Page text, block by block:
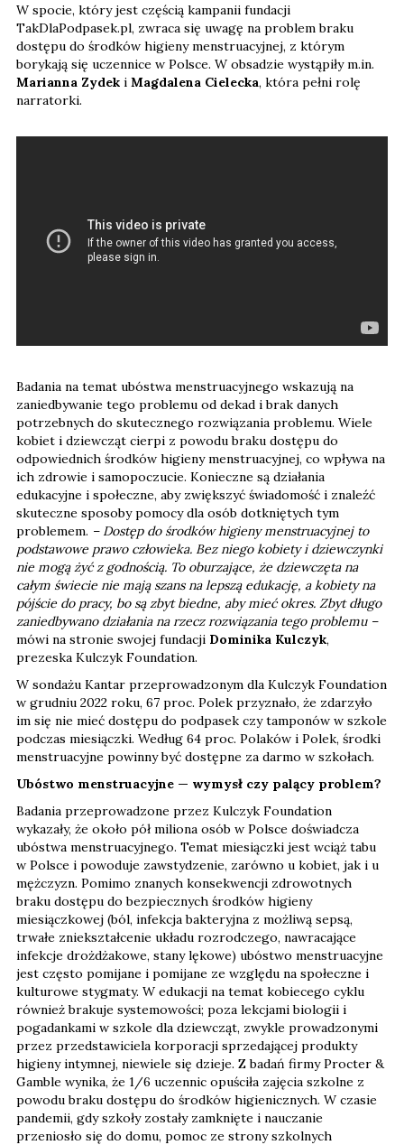
W spocie, który jest częścią kampanii fundacji
TakDlaPodpasek.pl, zwraca się uwagę na problem braku
dostępu do środków higieny menstruacyjnej, z którym
borykają się uczennice w Polsce. W obsadzie wystąpiły m.in.
Marianna Zydek i Magdalena Cielecka, która pełni rolę
narratorki.
Badania na temat ubóstwa menstruacyjnego wskazują na
zaniedbywanie tego problemu od dekad i brak danych
potrzebnych do skutecznego rozwiązania problemu. Wiele
kobiet i dziewcząt cierpi z powodu braku dostępu do
odpowiednich środków higieny menstruacyjnej, co wpływa na
ich zdrowie i samopoczucie. Konieczne są działania
edukacyjne i społeczne, aby zwiększyć świadomość i znaleźć
skuteczne sposoby pomocy dla osób dotkniętych tym
problemem. – Dostęp do środków higieny menstruacyjnej to
podstawowe prawo człowieka. Bez niego kobiety i dziewczynki
nie mogą żyć z godnością. To oburzające, że dziewczęta na
całym świecie nie mają szans na lepszą edukację, a kobiety na
pójście do pracy, bo są zbyt biedne, aby mieć okres. Zbyt długo
zaniedbywano działania na rzecz rozwiązania tego problemu –
mówi na stronie swojej fundacji Dominika Kulczyk,
prezeska Kulczyk Foundation.
W sondażu Kantar przeprowadzonym dla Kulczyk Foundation
w grudniu 2022 roku, 67 proc. Polek przyznało, że zdarzyło
im się nie mieć dostępu do podpasek czy tamponów w szkole
podczas miesiączki. Według 64 proc. Polaków i Polek, środki
menstruacyjne powinny być dostępne za darmo w szkołach.
Ubóstwo menstruacyjne — wymysł czy palący problem?
Badania przeprowadzone przez Kulczyk Foundation
wykazały, że około pół miliona osób w Polsce doświadcza
ubóstwa menstruacyjnego. Temat miesiączki jest wciąż tabu
w Polsce i powoduje zawstydzenie, zarówno u kobiet, jak i u
mężczyzn. Pomimo znanych konsekwencji zdrowotnych
braku dostępu do bezpiecznych środków higieny
miesiączkowej (ból, infekcja bakteryjna z możliwą sepsą,
trwałe zniekształcenie układu rozrodczego, nawracające
infekcje drożdżakowe, stany lękowe) ubóstwo menstruacyjne
jest często pomijane i pomijane ze względu na społeczne i
kulturowe stygmaty. W edukacji na temat kobiecego cyklu
również brakuje systemowości; poza lekcjami biologii i
pogadankami w szkole dla dziewcząt, zwykle prowadzonymi
przez przedstawiciela korporacji sprzedającej produkty
higieny intymnej, niewiele się dzieje. Z badań firmy Procter &
Gamble wynika, że 1/6 uczennic opuściła zajęcia szkolne z
powodu braku dostępu do środków higienicznych. W czasie
pandemii, gdy szkoły zostały zamknięte i nauczanie
przeniosło się do domu, pomoc ze strony szkolnych